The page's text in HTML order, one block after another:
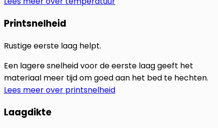
Printsnelheid
Rustige eerste laag helpt.
Een lagere snelheid voor de eerste laag geeft het
materiaal meer tijd om goed aan het bed te hechten.
Lees meer over printsnelheid
Laagdikte